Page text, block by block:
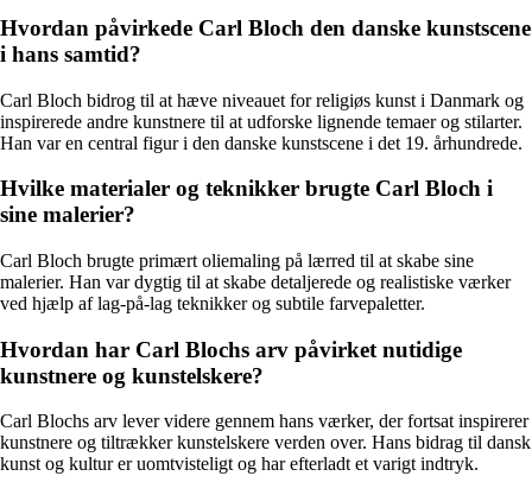
Hvordan påvirkede Carl Bloch den danske kunstscene
i hans samtid?
Carl Bloch bidrog til at hæve niveauet for religiøs kunst i Danmark og
inspirerede andre kunstnere til at udforske lignende temaer og stilarter.
Han var en central figur i den danske kunstscene i det 19. århundrede.
Hvilke materialer og teknikker brugte Carl Bloch i
sine malerier?
Carl Bloch brugte primært oliemaling på lærred til at skabe sine
malerier. Han var dygtig til at skabe detaljerede og realistiske værker
ved hjælp af lag-på-lag teknikker og subtile farvepaletter.
Hvordan har Carl Blochs arv påvirket nutidige
kunstnere og kunstelskere?
Carl Blochs arv lever videre gennem hans værker, der fortsat inspirerer
kunstnere og tiltrækker kunstelskere verden over. Hans bidrag til dansk
kunst og kultur er uomtvisteligt og har efterladt et varigt indtryk.